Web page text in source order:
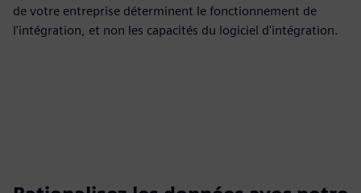
de votre entreprise déterminent le fonctionnement de
l'intégration, et non les capacités du logiciel d'intégration.